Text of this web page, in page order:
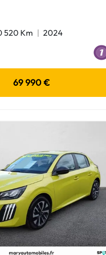
520 Km
2024
69 990 €